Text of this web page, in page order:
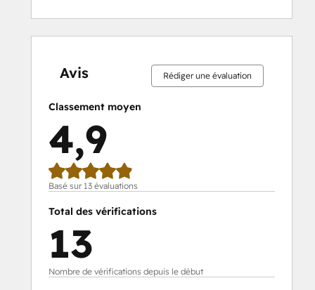
Avis Rédiger une évaluation
Classement moyen
4,9
Basé sur 13 évaluations
Total des vérifications
13
Nombre de vérifications depuis le début